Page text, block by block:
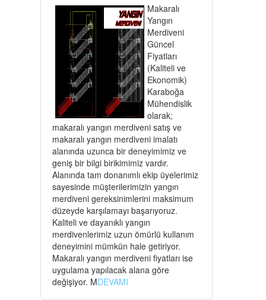
Makaralı
Yangın
Merdiveni
Güncel
Fiyatları
(Kaliteli ve
Ekonomik)
Karaboğa
Mühendislik
olarak;
makaralı yangın merdiveni satış ve
makaralı yangın merdiveni imalatı
alanında uzunca bir deneyimimiz ve
geniş bir bilgi birikimimiz vardır.
Alanında tam donanımlı ekip üyelerimiz
sayesinde müşterilerimizin yangın
merdiveni gereksinimlerini maksimum
düzeyde karşılamayı başarıyoruz.
Kaliteli ve dayanıklı yangın
merdivenlerimiz uzun ömürlü kullanım
deneyimini mümkün hale getiriyor.
Makaralı yangın merdiveni fiyatları ise
uygulama yapılacak alana göre
değişiyor. MDEVAMI